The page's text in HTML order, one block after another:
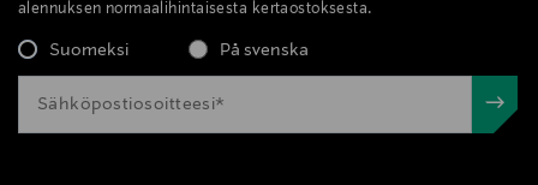
alennuksen normaalihintaisesta kertaostoksesta.
Suomeksi På svenska